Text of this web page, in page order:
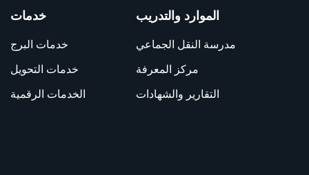
خدمات
خدمات البرج
خدمات التحويل
الخدمات الرقمية
الموارد والتدريب
مدرسة النقل الجماعي
مركز المعرفة
التقارير والشهادات